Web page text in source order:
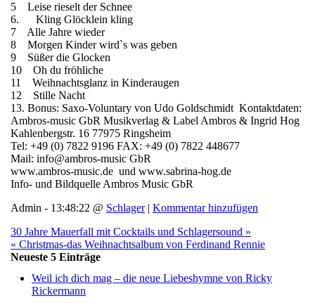
5 Leise rieselt der Schnee
6. Kling Glöcklein kling
7 Alle Jahre wieder
8 Morgen Kinder wird`s was geben
9 Süßer die Glocken
10 Oh du fröhliche
11 Weihnachtsglanz in Kinderaugen
12 Stille Nacht
13. Bonus: Saxo-Voluntary von Udo Goldschmidt Kontaktdaten:
Ambros-music GbR Musikverlag & Label Ambros & Ingrid Hog
Kahlenbergstr. 16 77975 Ringsheim
Tel: +49 (0) 7822 9196 FAX: +49 (0) 7822 448677
Mail: info@ambros-music GbR
www.ambros-music.de und www.sabrina-hog.de
Info- und Bildquelle Ambros Music GbR
Admin - 13:48:22 @ Schlager| Kommentar hinzufügen
30 Jahre Mauerfall mit Cocktails und Schlagersound »
« Christmas-das Weihnachtsalbum von Ferdinand Rennie
Neueste 5 Einträge
Weil ich dich mag – die neue Liebeshymne von Ricky
Rickermann